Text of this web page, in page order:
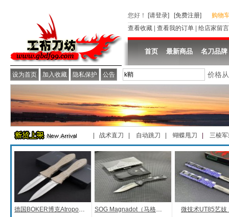
设为首页 加入收藏 隐私保护 公告
您好 ！ [请登录] [免费注册]
购物
查看收藏
查看我的订单 给店家留言
首页 最新商品 名刀品牌
价格
| 战术直刀 | 自动跳刀 | 蝴蝶甩刀 三棱
德国BOKER博克Atropos折叠刀
SOG Magnadot（马格那点）
微技术UT85艺妓